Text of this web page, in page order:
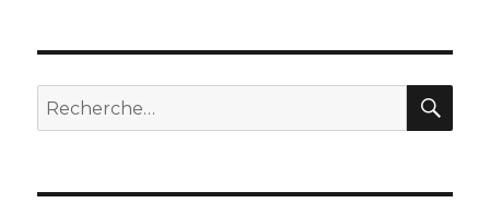
Recherche
pour